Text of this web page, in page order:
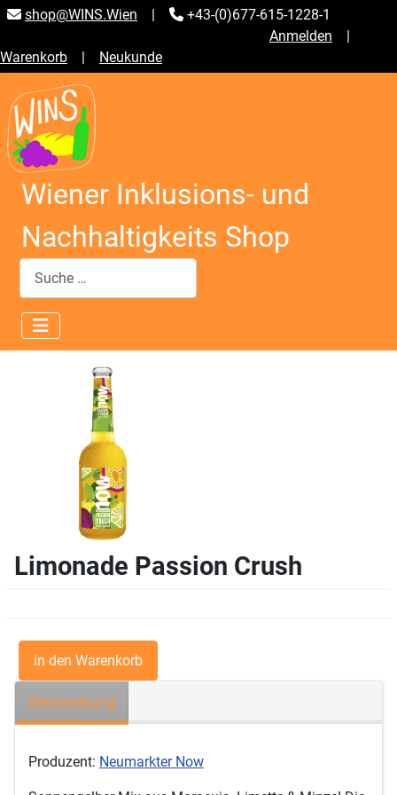
shop@WINS.Wien |
+43-(0)677-615-1228-1
Anmelden |
Warenkorb | Neukunde
Wiener Inklusions- und
Nachhaltigkeits Shop
Suchen
Limonade Passion Crush
Beschreibung
Produzent: Neumarkter Now